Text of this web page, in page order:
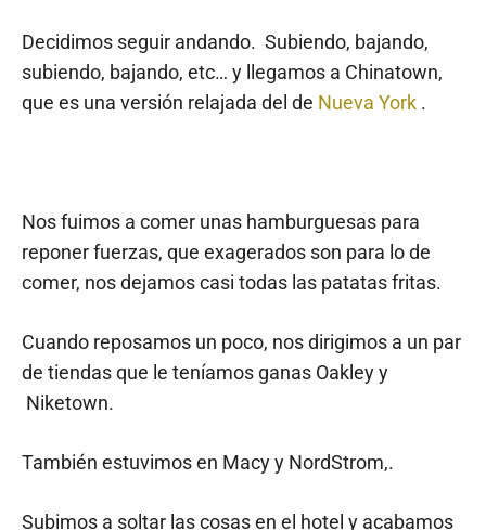
Decidimos seguir andando. Subiendo, bajando,
subiendo, bajando, etc… y llegamos a Chinatown,
que es una versión relajada del de Nueva York .
Nos fuimos a comer unas hamburguesas para
reponer fuerzas, que exagerados son para lo de
comer, nos dejamos casi todas las patatas fritas.
Cuando reposamos un poco, nos dirigimos a un par
de tiendas que le teníamos ganas Oakley y
Niketown.
También estuvimos en Macy y NordStrom,.
Subimos a soltar las cosas en el hotel y acabamos